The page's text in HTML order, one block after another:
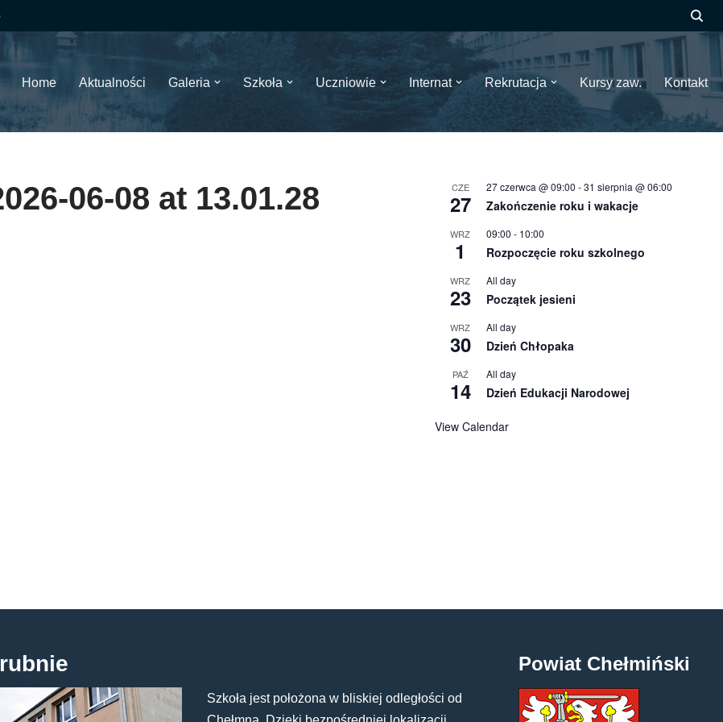
Home Aktualności Galeria Szkoła Uczniowie Internat Rekrutacja Kursy zaw. Kontakt
06-08 at 13.01.28 CZE
27
27 czerwca @ 09:00 -31 sierpnia @ 06:00
Zakończenie roku i wakacje
WRZ
1
09:00 - 10:00
Rozpoczęcie roku szkolnego
WRZ
23
All day
Początek jesieni
WRZ
30
All day
Dzień Chłopaka
PAŹ
14
All day
Dzień Edukacji Narodowej
View Calendar
Szkoła jest położona w bliskiej odległości od
Powiat Chełmiński